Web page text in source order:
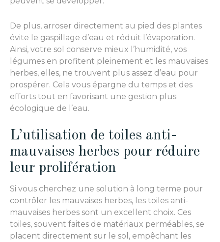
De plus, arroser directement au pied des plantes
évite le gaspillage d’eau et réduit l’évaporation.
Ainsi, votre sol conserve mieux l’humidité, vos
légumes en profitent pleinement et les mauvaises
herbes, elles, ne trouvent plus assez d’eau pour
prospérer. Cela vous épargne du temps et des
efforts tout en favorisant une gestion plus
écologique de l’eau.
L’utilisation de toiles anti-
mauvaises herbes pour réduire
leur prolifération
Si vous cherchez une solution à long terme pour
contrôler les mauvaises herbes, les toiles anti-
mauvaises herbes sont un excellent choix. Ces
toiles, souvent faites de matériaux perméables, se
placent directement sur le sol, empêchant les